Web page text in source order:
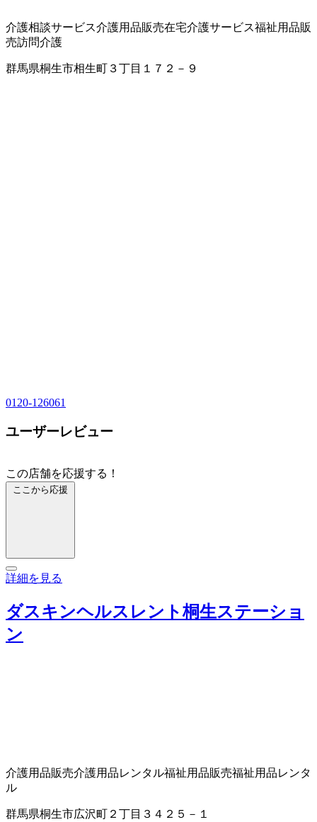
介護相談サービス介護用品販売在宅介護サービス福祉用品販
売訪問介護
群馬県桐生市相生町３丁目１７２－９
0120-126061
ユーザーレビュー
この店舗を応援する！
ここから応援
詳細を見る
ダスキンヘルスレント桐生ステーショ
ン
介護用品販売介護用品レンタル福祉用品販売福祉用品レンタ
ル
群馬県桐生市広沢町２丁目３４２５－１